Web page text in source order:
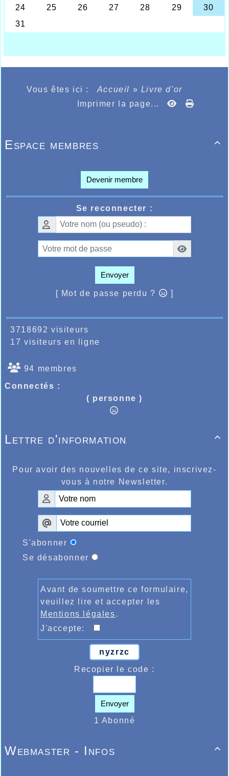
Vous êtes ici : Accueil » Livre d'or
Imprimer la page...

Espace membres
Devenir membre
Se reconnecter :
Envoyer
[ Mot de passe perdu ? ]
3718692 visiteurs
17 visiteurs en ligne
94 membres
Connectés :
( personne )

Lettre d'information
Pour avoir des nouvelles de ce site, inscrivez-
vous à notre Newsletter.
S'abonner
Se désabonner
Avant de soumettre ce formulaire,
veuillez lire et accepter les
Mentions légales.
J'accepte:
nyzrzc
Recopier le code :
Envoyer
1 Abonné

Webmaster - Infos